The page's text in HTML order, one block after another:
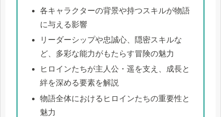
各キャラクターの背景や持つスキルが物語
に与える影響
リーダーシップや忠誠心、隠密スキルな
ど、多彩な能力がもたらす冒険の魅力
ヒロインたちが主人公・遥を支え、成長と
絆を深める要素を解説
物語全体におけるヒロインたちの重要性と
魅力